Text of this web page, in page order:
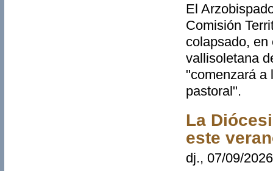
El
Comisión
colapsado,
vallisoletana
"comenzará a
pastoral".
La
este
dj., 07/09/